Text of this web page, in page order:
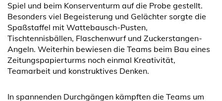
Spiel und beim Konserventurm auf die Probe gestellt.
Besonders viel Begeisterung und Gelächter sorgte die
Spaßstaffel mit Wattebausch-Pusten,
Tischtennisbällen, Flaschenwurf und Zuckerstangen-
Angeln. Weiterhin bewiesen die Teams beim Bau eines
Zeitungspapierturms noch einmal Kreativität,
Teamarbeit und konstruktives Denken.
In spannenden Durchgängen kämpften die Teams um